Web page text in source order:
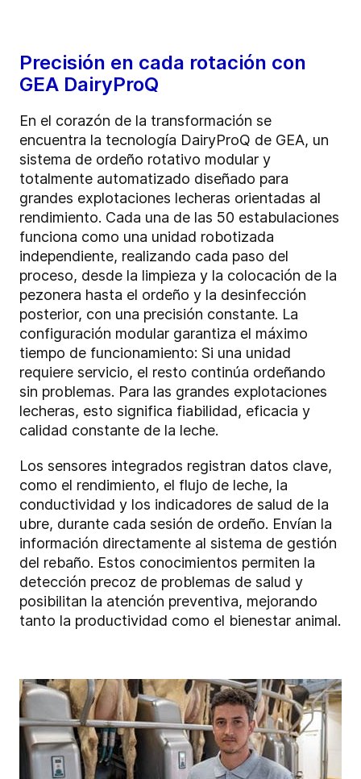
Precisión en cada rotación con
GEA DairyProQ
En el corazón de la transformación se
encuentra la tecnología DairyProQ de GEA, un
sistema de ordeño rotativo modular y
totalmente automatizado diseñado para
grandes explotaciones lecheras orientadas al
rendimiento. Cada una de las 50 estabulaciones
funciona como una unidad robotizada
independiente, realizando cada paso del
proceso, desde la limpieza y la colocación de la
pezonera hasta el ordeño y la desinfección
posterior, con una precisión constante. La
configuración modular garantiza el máximo
tiempo de funcionamiento: Si una unidad
requiere servicio, el resto continúa ordeñando
sin problemas. Para las grandes explotaciones
lecheras, esto significa fiabilidad, eficacia y
calidad constante de la leche.
Los sensores integrados registran datos clave,
como el rendimiento, el flujo de leche, la
conductividad y los indicadores de salud de la
ubre, durante cada sesión de ordeño. Envían la
información directamente al sistema de gestión
del rebaño. Estos conocimientos permiten la
detección precoz de problemas de salud y
posibilitan la atención preventiva, mejorando
tanto la productividad como el bienestar animal.